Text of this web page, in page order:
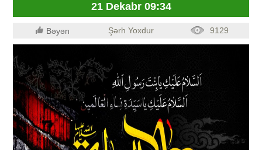
21 Dekabr 09:34
Bəyən Şərh Yoxdur 9129